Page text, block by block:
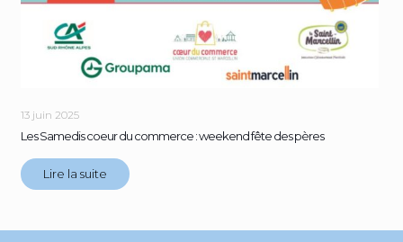
13 juin 2025
Les Samedis coeur du commerce : weekend fête des pères
Lire la suite